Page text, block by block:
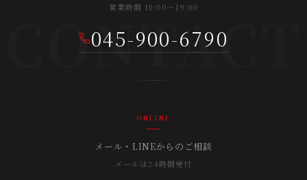
CONTACT
営業時間 10:00〜19:00
045-900-6790
ONLINE
メール・LINEからのご相談
メールは24時間受付